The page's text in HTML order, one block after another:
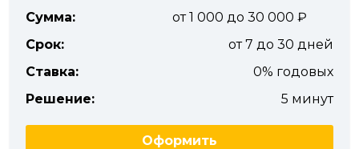
Сумма:
от 1 000 до 30 000
Срок:
от 7 до 30 дней
Ставка:
0% годовых
Решение:
5 минут
Оформить